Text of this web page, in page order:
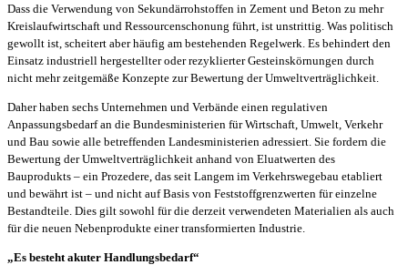
Dass die Verwendung von Sekundärrohstoffen in Zement und Beton zu mehr
Kreislaufwirtschaft und Ressourcenschonung führt, ist unstrittig. Was politisch
gewollt ist, scheitert aber häufig am bestehenden Regelwerk. Es behindert den
Einsatz industriell hergestellter oder rezyklierter Gesteinskörnungen durch
nicht mehr zeitgemäße Konzepte zur Bewertung der Umweltverträglichkeit.
Daher haben sechs Unternehmen und Verbände einen regulativen
Anpassungsbedarf an die Bundesministerien für Wirtschaft, Umwelt, Verkehr
und Bau sowie alle betreffenden Landesministerien adressiert. Sie fordern die
Bewertung der Umweltverträglichkeit anhand von Eluatwerten des
Bauprodukts – ein Prozedere, das seit Langem im Verkehrswegebau etabliert
und bewährt ist – und nicht auf Basis von Feststoffgrenzwerten für einzelne
Bestandteile. Dies gilt sowohl für die derzeit verwendeten Materialien als auch
für die neuen Nebenprodukte einer transformierten Industrie.
„Es besteht akuter Handlungsbedarf“